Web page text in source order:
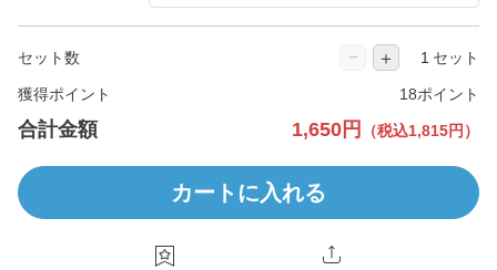
セット数 − ＋ セット
獲得ポイント 18ポイント
合計金額 1,650円 （税込1,815円）
カートに入れる